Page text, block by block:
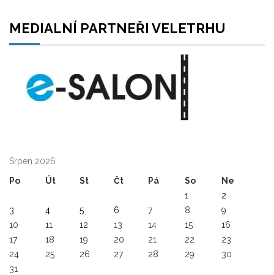
MEDIALNÍ PARTNEŘI VELETRHU
Srpen 2026
Po
Út St Čt Pá So
Ne
1
2
3
4 5 6 7 8
9
10
11 12 13 14 15
16
17
18 19 20 21 22
23
24
25 26 27 28 29
30
31